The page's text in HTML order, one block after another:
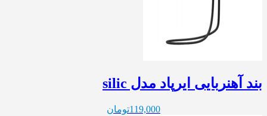
بند آهنربایی ایرپاد مدل silic
119,000تومان